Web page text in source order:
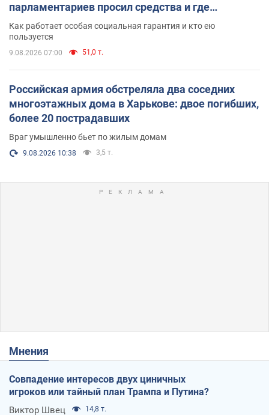
парламентариев просил средства и где
поселился
Как работает особая социальная гарантия и кто ею
пользуется
9.08.2026 07:00 51,0 т.
Российская армия обстреляла два соседних
многоэтажных дома в Харькове: двое погибших,
более 20 пострадавших
Враг умышленно бьет по жилым домам
9.08.2026 10:38 3,5 т.
Мнения
Совпадение интересов двух циничных
игроков или тайный план Трампа и Путина?
Виктор Швец 14,8 т.